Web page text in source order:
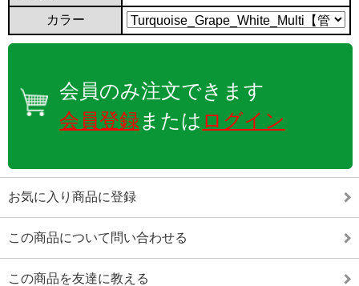
カラー
会員のみ注文できます
会員登録または ログイン
お気に入り商品に登録
この商品について問い合わせる
この商品を友達に教える